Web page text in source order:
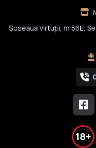
Șoseaua Virtuții, nr 56E,
18+